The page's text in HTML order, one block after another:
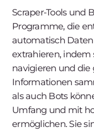
Scraper-Tools und
Programme, die
automatisch
extrahieren, indem
navigieren und
Informationen
als auch Bots
Umfang und mit
ermöglichen. Sie